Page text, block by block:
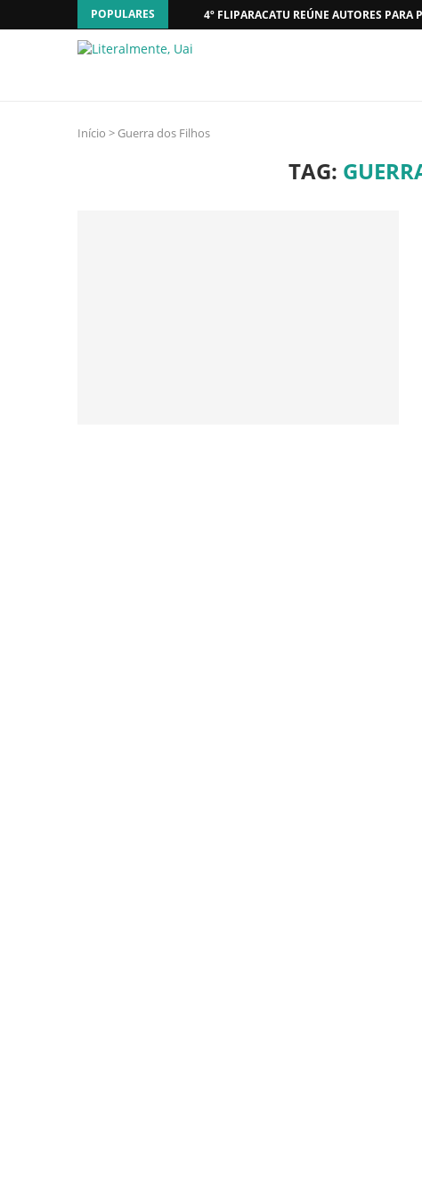
POPULARES 4º FLIPARACATU REÚNE AUTORES PARA
Início > Guerra dos Filhos
TAG: